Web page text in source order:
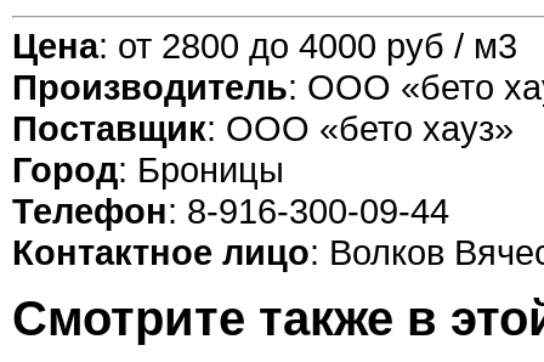
Цена: от 2800 до 4000 руб / м3
Производитель: ООО «бето
Поставщик: ООО «бето хауз»
Город: Броницы
Телефон: 8-916-300-09-44
Контактное лицо: Волков
Смотрите также в